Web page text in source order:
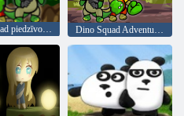
Dino Squad piedzīvojums Dino Squad Adventure 3